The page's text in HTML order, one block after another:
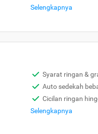
Selengkapnya
Syarat ringan &
Auto sedekah
Cicilan ringan
Selengkapnya